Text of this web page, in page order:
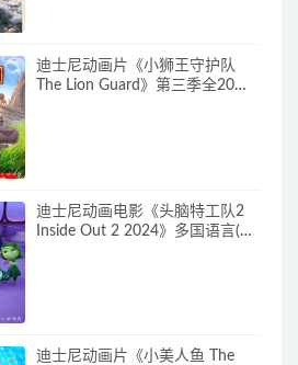
迪士尼动画片《小狮王守护队
The Lion Guard》第三季全20集
迪士尼动画电影《头脑特工队2
Inside Out 2 2024》多国语言(含
迪士尼动画片《小美人鱼 The